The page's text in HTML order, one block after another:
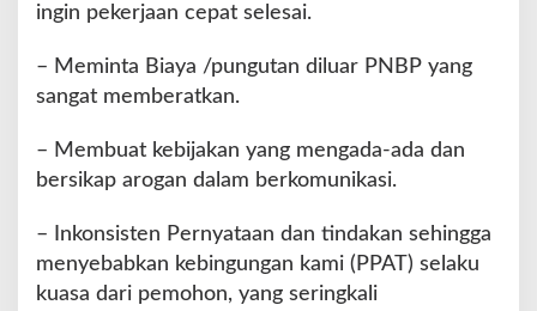
ingin pekerjaan cepat selesai.
– Meminta Biaya /pungutan diluar PNBP yang
sangat memberatkan.
– Membuat kebijakan yang mengada-ada dan
bersikap arogan dalam berkomunikasi.
– Inkonsisten Pernyataan dan tindakan sehingga
menyebabkan kebingungan kami (PPAT) selaku
kuasa dari pemohon, yang seringkali